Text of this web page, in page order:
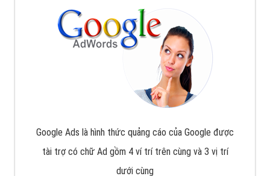
Google Ads là hình thức quảng cáo của Google được
tài trợ có chữ Ad gồm 4 ví trí trên cùng và 3 vị trí
dưới cùng